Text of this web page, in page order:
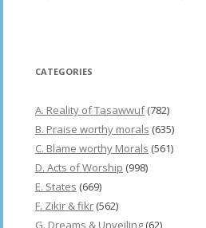
CATEGORIES
A. Reality of Tasawwuf(782)
B. Praise worthy morals (635)
C. Blame worthy Morals (561)
D. Acts of Worship (998)
E. States (669)
F. Zikir & fikr (562)
G. Dreams & Unveiling (62)